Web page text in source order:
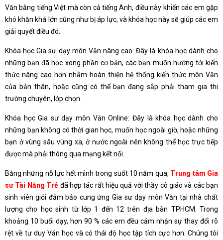
Văn bằng tiếng Việt mà còn cả tiếng Anh, điều này khiến các em gặp
khó khăn khá lớn cũng như bị áp lực, và khóa học này sẽ giúp các em
giải quyết điều đó.
Khóa học Gia sư dạy môn Văn nâng cao: Đây là khóa học dành cho
những bạn đã học xong phần cơ bản, các bạn muốn hướng tới kiến
thức nâng cao hơn nhằm hoàn thiện hệ thống kiến thức môn Văn
của bản thân, hoặc cũng có thể bạn đang sắp phải tham gia thi
trường chuyên, lớp chọn.
Khóa học Gia sư dạy môn Văn Online: Đây là khóa học dành cho
những bạn không có thời gian học, muốn học ngoài giờ, hoặc những
bạn ở vùng sâu vùng xa, ở nước ngoài nên không thể học trực tiếp
được mà phải thông qua mạng kết nối.
Bằng những nỗ lực hết mình trong suốt 10 năm qua, Trung tâm Gia
sư Tài Năng Trẻ đã hợp tác rất hiệu quả với thầy cô giáo và các bạn
sinh viên giỏi đảm bảo cung ứng Gia sư dạy môn Văn tại nhà chất
lượng cho học sinh từ lớp 1 đến 12 trên địa bàn TPHCM. Trong
khoảng 10 buổi dạy, hơn 90 % các em đều cảm nhận sự thay đổi rõ
rệt về tư duy Văn học và có thái độ học tập tích cực hơn. Chúng tôi